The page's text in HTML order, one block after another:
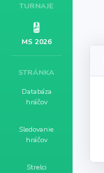
TURNAJE
MS 2026
STRÁNKA
Databáza
hráčov
Sledovanie
hráčov
Strelci